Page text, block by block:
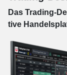
Das Trading-
tive